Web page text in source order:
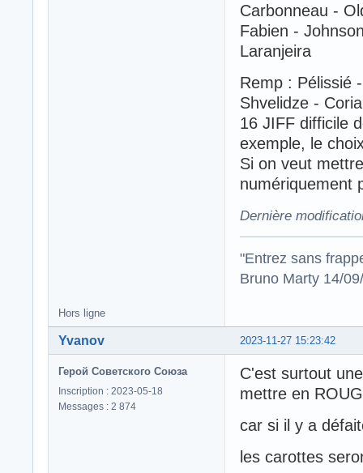
Carbonneau -
Fabien -
Laranjeira
Remp : Pélissié
Shvelidze -
16 JIFF difficile
exemple, le
Si on veut
numériquement
Dernière
"Entrez sans
Bruno Marty 14/
Hors ligne
2023-11-27 15:23:42
Yvanov
Герой Советского Союза
Inscription : 2023-05-18
Messages : 2 874
C'est surtout
mettre en
car si il y a
les carottes